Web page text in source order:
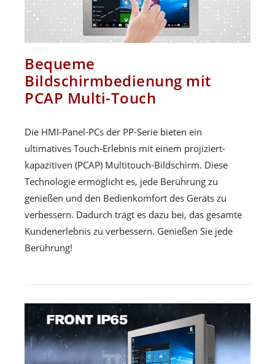
Bequeme
Bildschirmbedienung mit
PCAP Multi-Touch
Die HMI-Panel-PCs der PP-Serie bieten ein
ultimatives Touch-Erlebnis mit einem projiziert-
kapazitiven (PCAP) Multitouch-Bildschirm. Diese
Technologie ermöglicht es, jede Berührung zu
genießen und den Bedienkomfort des Geräts zu
verbessern. Dadurch trägt es dazu bei, das gesamte
Kundenerlebnis zu verbessern. Genießen Sie jede
Berührung!